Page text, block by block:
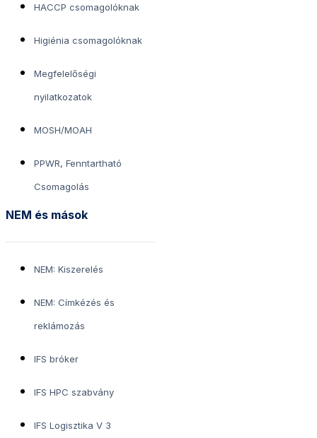
HACCP csomagolóknak
Higiénia csomagolóknak
Megfelelőségi
nyilatkozatok
MOSH/MOAH
PPWR, Fenntartható
Csomagolás
NEM és mások
NEM: Kiszerelés
NEM: Címkézés és
reklámozás
IFS bróker
IFS HPC szabvány
IFS Logisztika V 3